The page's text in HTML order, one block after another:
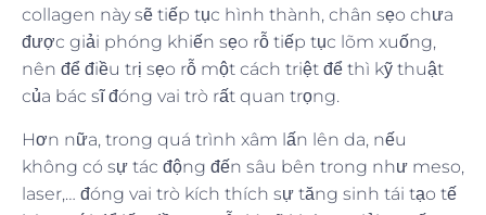
collagen này sẽ tiếp tục hình thành, chân sẹo chưa
được giải phóng khiến sẹo rỗ tiếp tục lõm xuống,
nên để điều trị sẹo rỗ một cách triệt để thì kỹ thuật
của bác sĩ đóng vai trò rất quan trọng.
Hơn nữa, trong quá trình xâm lấn lên da, nếu
không có sự tác động đến sâu bên trong như meso,
laser,… đóng vai trò kích thích sự tăng sinh tái tạo tế